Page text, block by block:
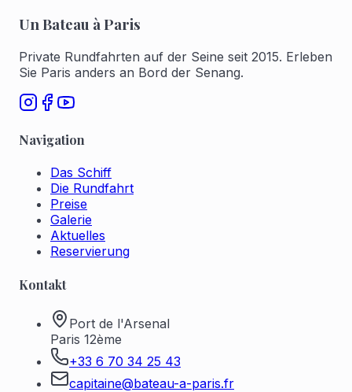
Un Bateau à Paris
Private Rundfahrten auf der Seine seit 2015. Erleben
Sie Paris anders an Bord der Senang.
Navigation
Das Schiff
Die Rundfahrt
Preise
Galerie
Aktuelles
Reservierung
Kontakt
Port de l'Arsenal
Paris 12ème
+33 6 70 34 25 43
capitaine@bateau-a-paris.fr